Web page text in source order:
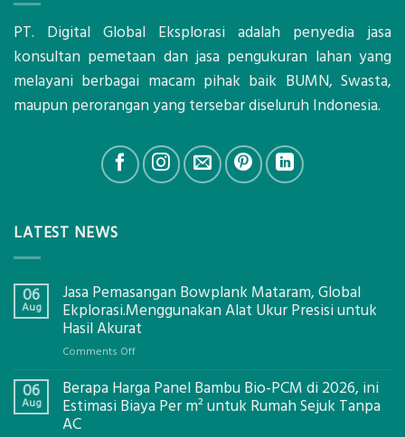
PT. Digital Global Eksplorasi adalah penyedia jasa
konsultan pemetaan dan jasa pengukuran lahan yang
melayani berbagai macam pihak baik BUMN, Swasta,
maupun perorangan yang tersebar diseluruh Indonesia.
LATEST NEWS
06
Aug
Jasa Pemasangan Bowplank Mataram, Global
Ekplorasi.Menggunakan Alat Ukur Presisi untuk
Hasil Akurat
Comments Offon
Pemasangan
Bowplank
06
Aug
Berapa Harga Panel Bambu Bio-PCM di 2026, ini
Estimasi Biaya Per m² untuk Rumah Sejuk Tanpa
AC